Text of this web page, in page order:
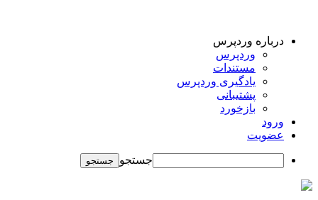
درباره وردپرس
وردپرس
مستندات
یادگیری وردپرس
پشتیبانی
بازخورد
ورود
عضویت
جستجو